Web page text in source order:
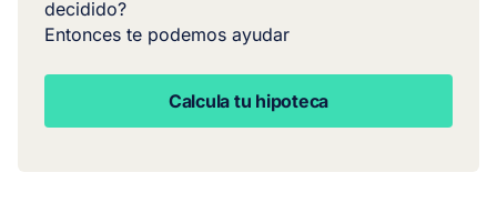
decidido?
Entonces te podemos ayudar
Calcula tu hipoteca